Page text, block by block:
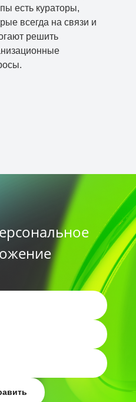
есть кураторы,
всегда на связи и
решить